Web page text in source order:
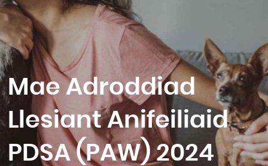
Mae Adroddiad
Llesiant Anifeiliaid
PDSA (PAW) 2024